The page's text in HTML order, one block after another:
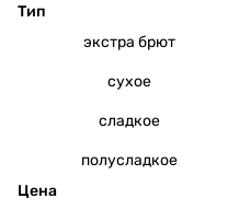
Тип
экстра брют
сухое
сладкое
полусладкое
Цена